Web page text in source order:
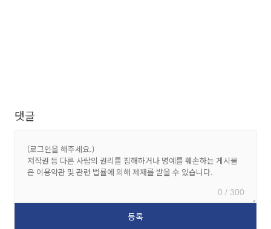
댓글
0 / 300